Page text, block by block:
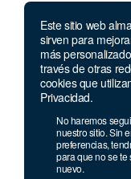
Este sitio web
sirven para
más
través de otras
cookies que
Privacidad.
No haremos
nuestro sitio. Sin
preferencias,
para que no se te
nuevo.
Iniciada la etapa
sólo podrá
fecha de
las pruebas por
podrán
Las
inscripción y la